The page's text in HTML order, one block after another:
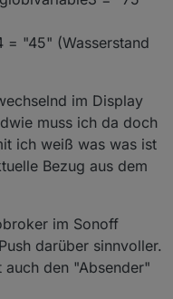
= "45" (Wasserstand
im Display
muss ich da doch
ich weiß was was ist
Bezug aus dem
im Sonoff
darüber sinnvoller.
den "Absender"